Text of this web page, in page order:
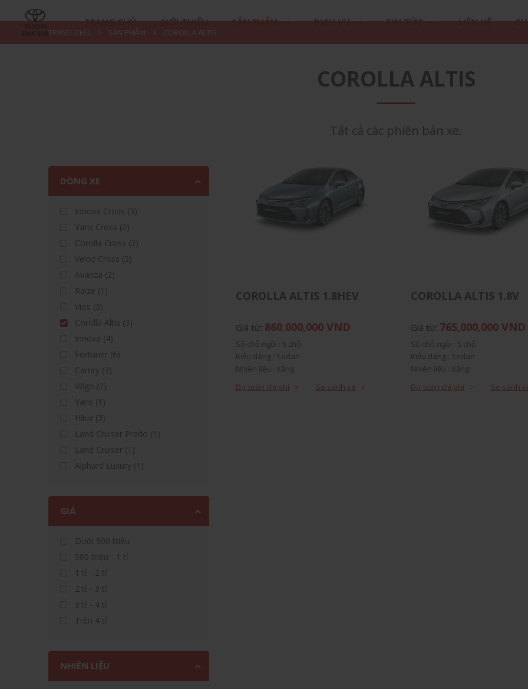
TRANG CHỦ GIỚI THIỆU SẢN PHẨM DỊCH VỤ TIN TỨC LIÊN HỆ
TRANG CHỦ SẢN PHẨM COROLLA ALTIS
COROLLA ALTIS
Tất cả các phiên bản xe.
DÒNG XE
Innova Cross (3)
Yaris Cross (2)
Corolla Cross (2)
Veloz Cross (2)
Avanza (2)
Raize (1)
Vios (3)
Corolla Altis (3)
Innova (4)
Fortuner (6)
Camry (3)
Wigo (2)
Yaris (1)
Hilux (3)
Land Cruiser Prado (1)
Land Cruiser (1)
Alphard Luxury (1)
GIÁ
Dưới 500 triệu
500 triệu - 1 tỉ
1 tỉ - 2 tỉ
2 tỉ - 3 tỉ
3 tỉ - 4 tỉ
Trên 4 tỉ
NHIÊN LIỆU
COROLLA ALTIS 1.8HEV
Giá từ: 860,000,000 VND
Số chỗ ngồi : 5 chỗ
Kiểu dáng : Sedan
Nhiên liệu : Xăng
Dự toán chi phí So sánh xe
COROLLA ALTIS 1.8V
Giá từ: 765,000,000 VND
Số chỗ ngồi : 5 chỗ
Kiểu dáng : Sedan
Nhiên liệu : Xăng
Dự toán chi phí So sánh